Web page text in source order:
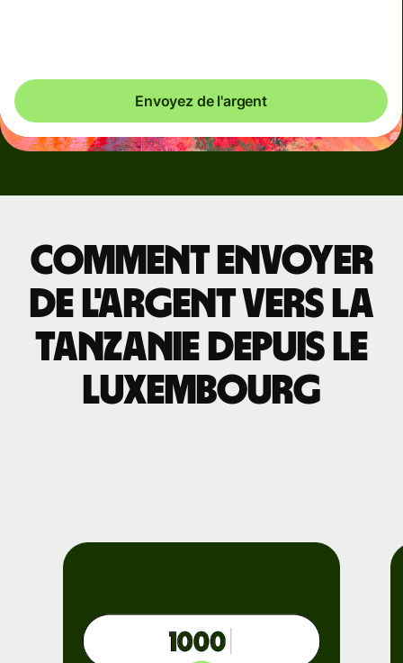
Envoyez de l'argent
Comment envoyer
de l'argent vers la
Tanzanie depuis le
Luxembourg